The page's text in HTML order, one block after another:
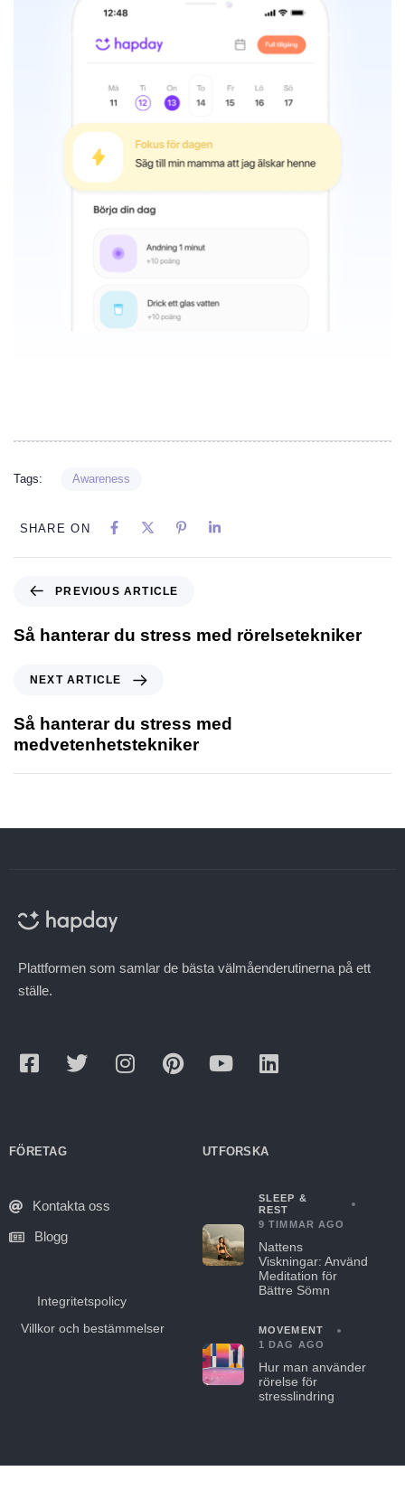
Tags: Awareness
SHARE ON
PREVIOUS ARTICLE
Så hanterar du stress med rörelsetekniker
NEXT ARTICLE
Så hanterar du stress med
medvetenhetstekniker
Plattformen som samlar de bästa välmåenderutinerna på ett
ställe.
FÖRETAG
Kontakta oss
Blogg
Integritetspolicy
Villkor och bestämmelser
UTFORSKA
SLEEP &
REST
9 TIMMAR AGO
Nattens
Viskningar: Använd
Meditation för
Bättre Sömn
MOVEMENT
1 DAG AGO
Hur man använder
rörelse för
stresslindring